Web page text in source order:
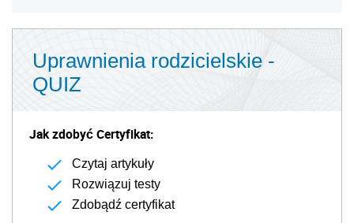
Uprawnienia rodzicielskie -
QUIZ
Jak zdobyć Certyfikat:
Czytaj artykuły
Rozwiązuj testy
Zdobądź certyfikat